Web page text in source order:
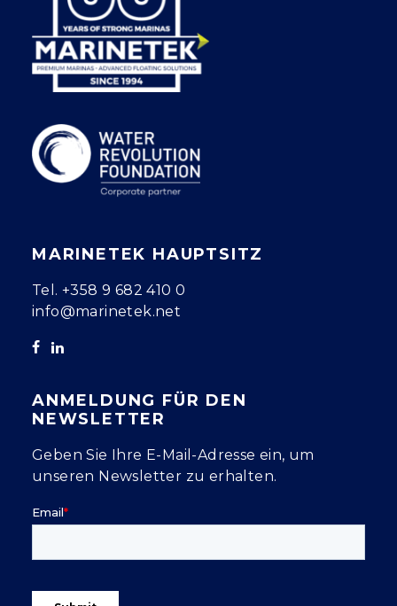
MARINETEK HAUPTSITZ
Tel. +358 9 682 410 0
info@marinetek.net
ANMELDUNG FÜR DEN
NEWSLETTER
Geben Sie Ihre E-Mail-Adresse ein, um
unseren Newsletter zu erhalten.